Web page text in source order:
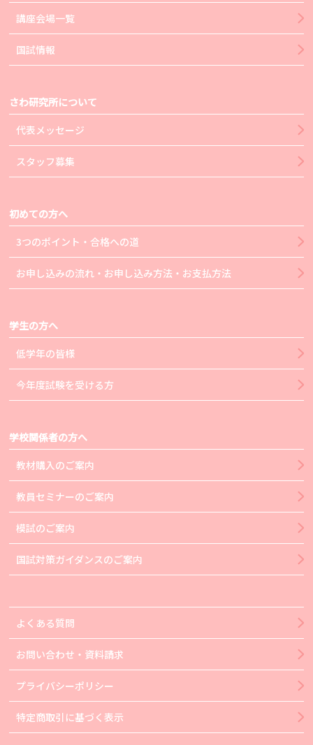
講座会場一覧
国試情報
さわ研究所について
代表メッセージ
スタッフ募集
初めての方へ
3つのポイント・合格への道
お申し込みの流れ・お申し込み方法・お支払方法
学生の方へ
低学年の皆様
今年度試験を受ける方
学校関係者の方へ
教材購入のご案内
教員セミナーのご案内
模試のご案内
国試対策ガイダンスのご案内
よくある質問
お問い合わせ・資料請求
プライバシーポリシー
特定商取引に基づく表示